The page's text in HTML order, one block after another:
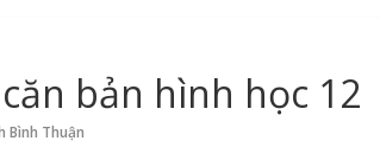
bản hình học 12
Bình Thuận